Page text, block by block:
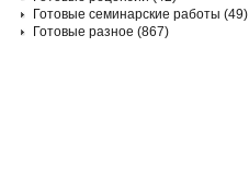
Готовые семинарские работы (49)
Готовые разное (867)